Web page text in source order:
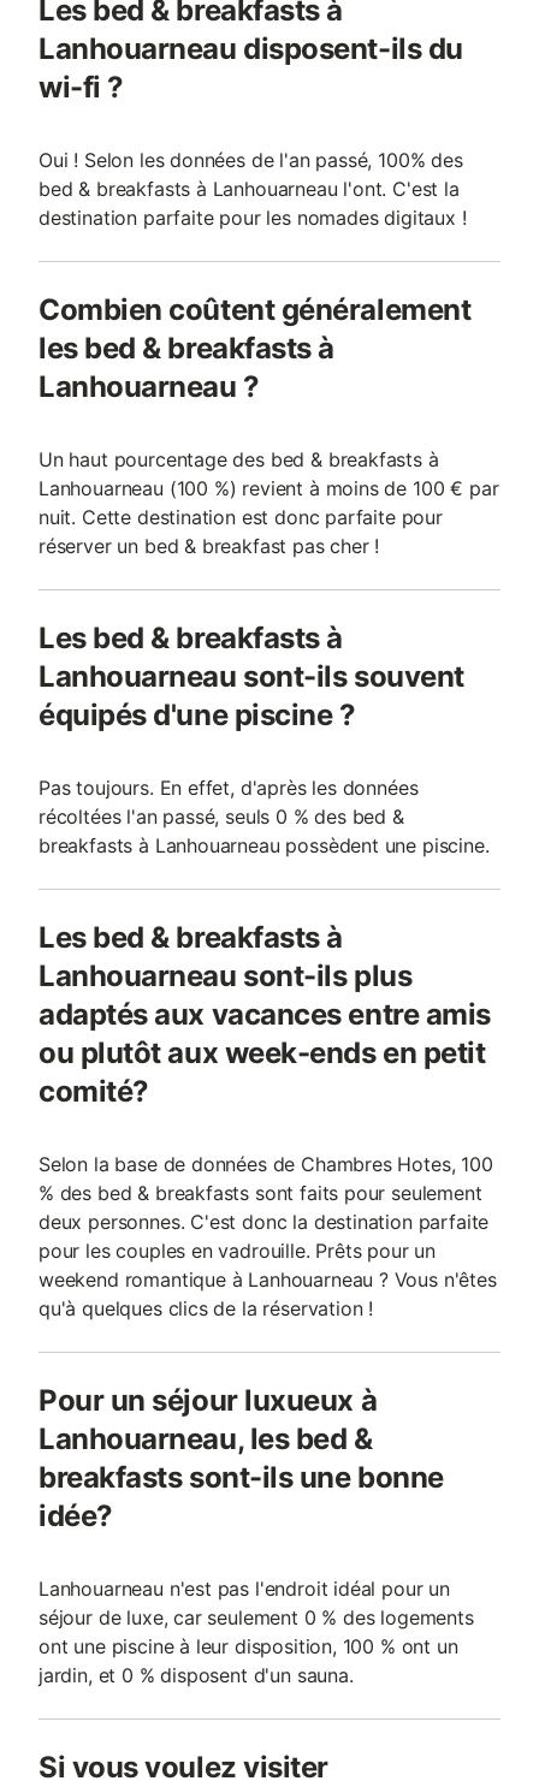
Les bed & breakfasts à
Lanhouarneau disposent-ils du
wi-fi ?
Oui ! Selon les données de l'an passé, 100% des
bed & breakfasts à Lanhouarneau l'ont. C'est la
destination parfaite pour les nomades digitaux !
Combien coûtent généralement
les bed & breakfasts à
Lanhouarneau ?
Un haut pourcentage des bed & breakfasts à
Lanhouarneau (100 %) revient à moins de 100 € par
nuit. Cette destination est donc parfaite pour
réserver un bed & breakfast pas cher !
Les bed & breakfasts à
Lanhouarneau sont-ils souvent
équipés d'une piscine ?
Pas toujours. En effet, d'après les données
récoltées l'an passé, seuls 0 % des bed &
breakfasts à Lanhouarneau possèdent une piscine.
Les bed & breakfasts à
Lanhouarneau sont-ils plus
adaptés aux vacances entre amis
ou plutôt aux week-ends en petit
comité?
Selon la base de données de Chambres Hotes, 100
% des bed & breakfasts sont faits pour seulement
deux personnes. C'est donc la destination parfaite
pour les couples en vadrouille. Prêts pour un
weekend romantique à Lanhouarneau ? Vous n'êtes
qu'à quelques clics de la réservation !
Pour un séjour luxueux à
Lanhouarneau, les bed &
breakfasts sont-ils une bonne
idée?
Lanhouarneau n'est pas l'endroit idéal pour un
séjour de luxe, car seulement 0 % des logements
ont une piscine à leur disposition, 100 % ont un
jardin, et 0 % disposent d'un sauna.
Si vous voulez visiter